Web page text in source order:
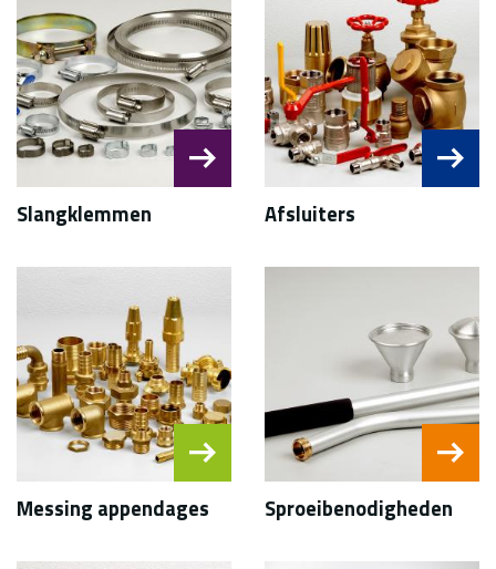
Slangklemmen Afsluiters
Messing appendages Sproeibenodigheden